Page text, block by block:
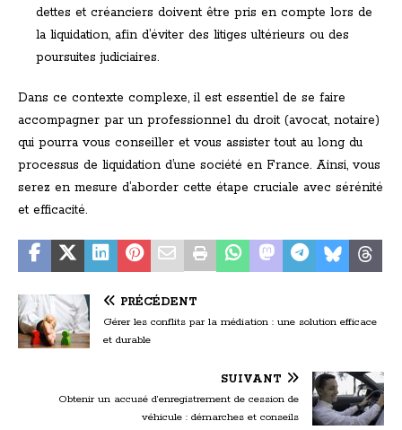
dettes et créanciers doivent être pris en compte lors de
la liquidation, afin d’éviter des litiges ultérieurs ou des
poursuites judiciaires.
Dans ce contexte complexe, il est essentiel de se faire
accompagner par un professionnel du droit (avocat, notaire)
qui pourra vous conseiller et vous assister tout au long du
processus de liquidation d’une société en France. Ainsi, vous
serez en mesure d’aborder cette étape cruciale avec sérénité
et efficacité.
PRÉCÉDENT
Gérer les conflits par la médiation : une solution efficace
et durable
SUIVANT
Obtenir un accusé d’enregistrement de cession de
véhicule : démarches et conseils